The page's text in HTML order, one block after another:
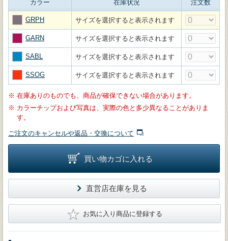
カラー 在庫状況 注文数
GRPH サイズを選択すると表示されます
GARN サイズを選択すると表示されます
SABL サイズを選択すると表示されます
SSOG サイズを選択すると表示されます
※ 在庫ありのものでも、商品が確保できない場合があります。
※ カラーチップおよび写真は、実際の色と多少異なることがありま
す。
ご注文のキャンセルや返品・交換について
買い物カゴに入れる
直営店在庫を見る
★ お気に入り商品に登録する